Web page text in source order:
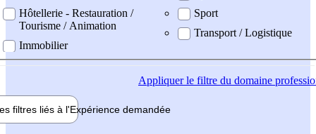
Hôtellerie - Restauration /
Tourisme / Animation
Immobilier
Sport
Transport / Logistique
Appliquerle filtre du domaine
filtres liés à l'Expérience demandée